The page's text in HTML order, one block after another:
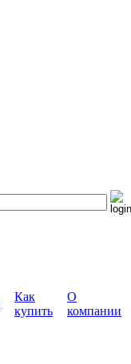
Как
купить
О
компании